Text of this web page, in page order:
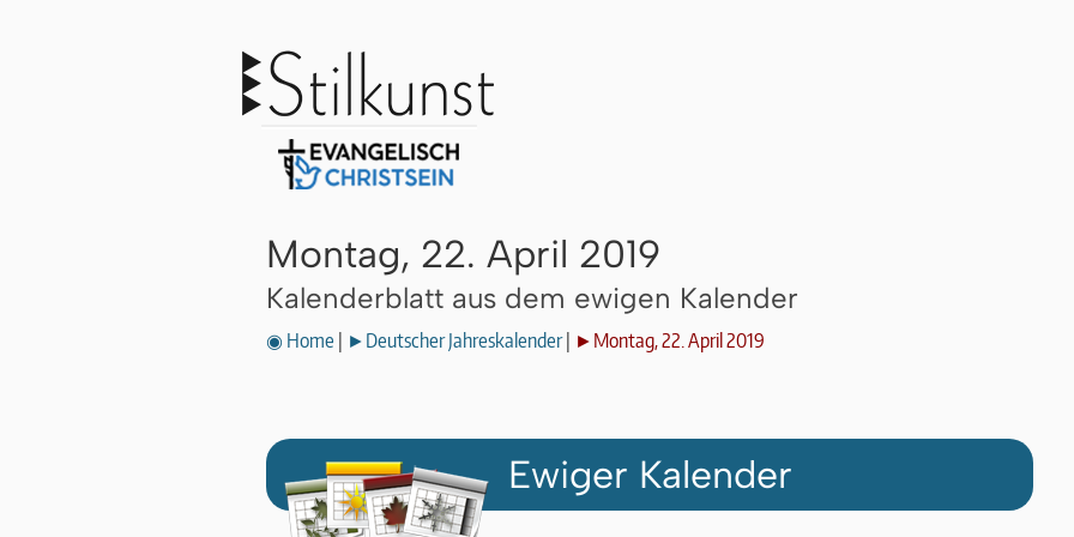
Montag, 22. April 2019
Kalenderblatt aus dem ewigen Kalender
◉ Home ►Deutscher Jahreskalender| ►Montag, 22. April 2019
Ewiger Kalender